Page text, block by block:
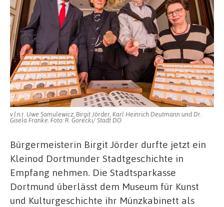
v.l.n.r. Uwe Samulewicz, Birgit Jörder, Karl Heinrich Deutmann und Dr.
Gisela Franke. Foto: R. Gorecki/ Stadt DO
Bürgermeisterin Birgit Jörder durfte jetzt ein
Kleinod Dortmunder Stadtgeschichte in
Empfang nehmen. Die Stadtsparkasse
Dortmund überlässt dem Museum für Kunst
und Kulturgeschichte ihr Münzkabinett als